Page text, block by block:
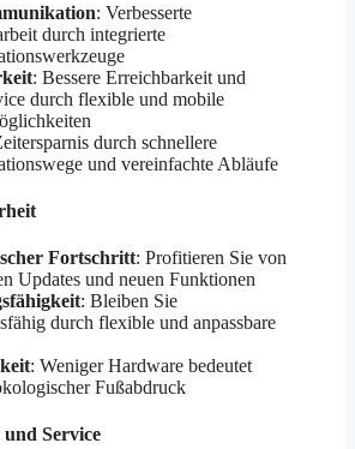
: Verbesserte
durch integrierte
: Bessere Erreichbarkeit und
durch flexible und mobile
durch schnellere
und vereinfachte Abläufe
Fortschritt: Profitieren Sie von
Updates und neuen Funktionen
: Bleiben Sie
durch flexible und anpassbare
: Weniger Hardware bedeutet
Fußabdruck
Service